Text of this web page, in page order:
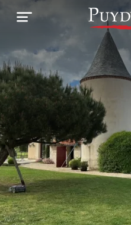
zum
Inhalt